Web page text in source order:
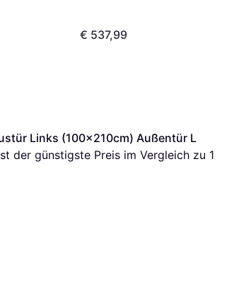
€ 537,99
Links (100x210cm) Außentür L
der günstigste Preis im Vergleich zu 1